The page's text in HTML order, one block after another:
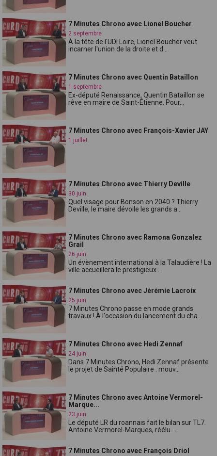
7 Minutes Chrono avec Lionel Boucher
2 septembre
À la tête de l'UDI Loire, Lionel Boucher veut
incarner l'union de la droite et d...
7 Minutes Chrono avec Quentin Bataillon
1 septembre
Ex-député Renaissance, Quentin Bataillon se
rêve en maire de Saint-Étienne. Pour...
7 Minutes Chrono avec François-Xavier JAY
1 juillet
7 Minutes Chrono avec Thierry Deville
30 juin
Quel visage pour Bonson en 2040 ? Thierry
Deville, le maire dévoile les grands a...
7 Minutes Chrono avec Ramona Gonzalez
Grail
26 juin
Un évènement international à la Talaudière ! La
ville accueillera le prestigieux...
7 Minutes Chrono avec Jérémie Lacroix
25 juin
7 Minutes Chrono passe en mode grands
travaux ! À l'occasion du lancement du cha...
7 Minutes Chrono avec Hedi Zennaf
24 juin
Dans 7 Minutes Chrono, Hedi Zennaf présente
le projet de Sainté Populaire : mouv...
7 Minutes Chrono avec Antoine Vermorel-
Marque...
23 juin
Le député LR du roannais fait le bilan sur TL7.
Antoine Vermorel-Marques, réélu ...
7 Minutes Chrono avec François Driol